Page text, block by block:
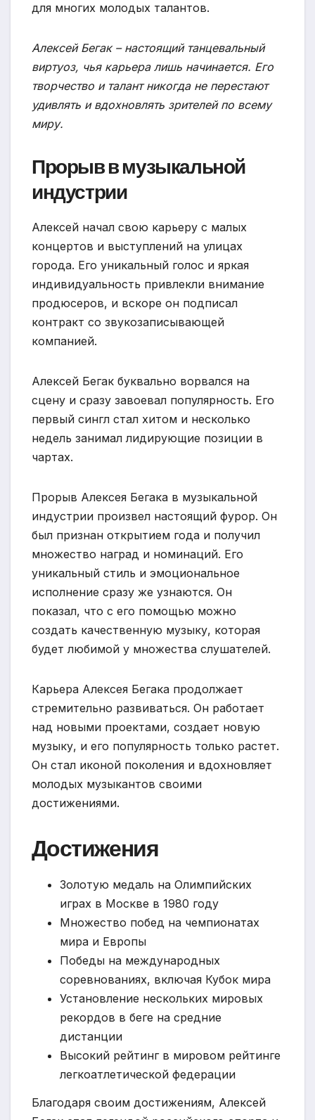
для многих молодых талантов.
Алексей Бегак – настоящий танцевальный
виртуоз, чья карьера лишь начинается. Его
творчество и талант никогда не перестают
удивлять и вдохновлять зрителей по всему
миру.
Прорыв в музыкальной
индустрии
Алексей начал свою карьеру с малых
концертов и выступлений на улицах
города. Его уникальный голос и яркая
индивидуальность привлекли внимание
продюсеров, и вскоре он подписал
контракт со звукозаписывающей
компанией.
Алексей Бегак буквально ворвался на
сцену и сразу завоевал популярность. Его
первый сингл стал хитом и несколько
недель занимал лидирующие позиции в
чартах.
Прорыв Алексея Бегака в музыкальной
индустрии произвел настоящий фурор. Он
был признан открытием года и получил
множество наград и номинаций. Его
уникальный стиль и эмоциональное
исполнение сразу же узнаются. Он
показал, что с его помощью можно
создать качественную музыку, которая
будет любимой у множества слушателей.
Карьера Алексея Бегака продолжает
стремительно развиваться. Он работает
над новыми проектами, создает новую
музыку, и его популярность только растет.
Он стал иконой поколения и вдохновляет
молодых музыкантов своими
достижениями.
Достижения
Золотую медаль на Олимпийских
играх в Москве в 1980 году
Множество побед на чемпионатах
мира и Европы
Победы на международных
соревнованиях, включая Кубок мира
Установление нескольких мировых
рекордов в беге на средние
дистанции
Высокий рейтинг в мировом рейтинге
легкоатлетической федерации
Благодаря своим достижениям, Алексей